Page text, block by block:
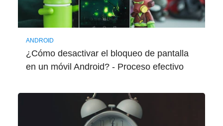
ANDROID
¿Cómo desactivar el bloqueo de pantalla
en un móvil Android? - Proceso efectivo